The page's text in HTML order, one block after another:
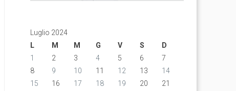
Luglio 2024
L
M M G V S
D
1
2 3 4 5 6
7
8
9 10 11 12 13
14
15
16 17 18 19 20
21